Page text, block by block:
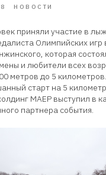
НОВОСТИ
приняли участие в
Олимпийских игр
которая
и любители всех
метров до 5
старт на 5
МАЕР выступил в
партнера события.